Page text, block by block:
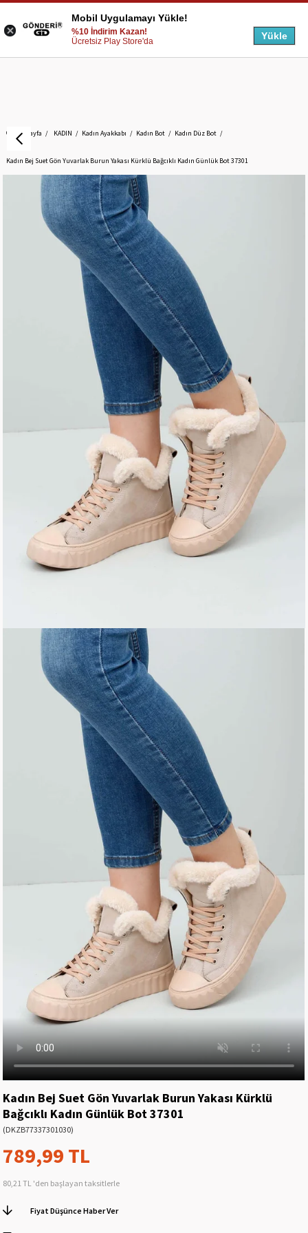
Anasayfa KADIN Kadın Ayakkabı Kadın Bot Kadın Düz Bot
Kadın Bej Suet Gön Yuvarlak Burun Yakası Kürklü Bağcıklı Kadın Günlük Bot 37301
Kadın Bej Suet Gön Yuvarlak Burun Yakası Kürklü
Bağcıklı Kadın Günlük Bot 37301
(DKZB77337301030)
789,99 TL
80,21 TL 'den başlayan taksitlerle
Fiyat Düşünce Haber Ver
Mobil Uygulamayı Yükle!
%10 İndirim Kazan!
Ücretsiz Play Store'da
Yükle